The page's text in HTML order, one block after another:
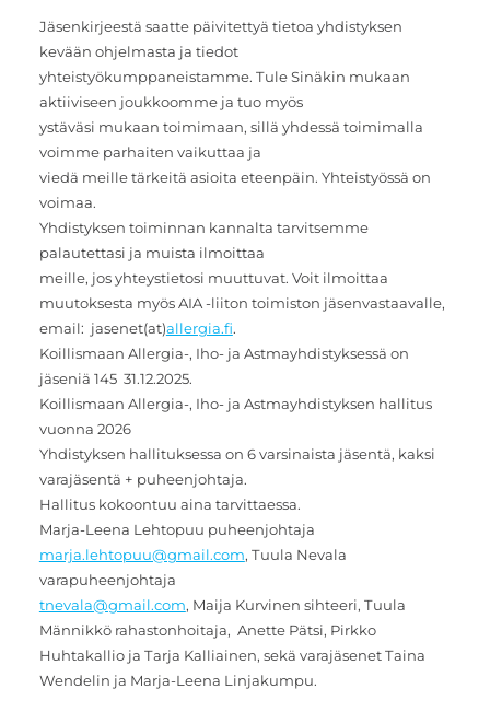
Jäsenkirjeestä saatte päivitettyä tietoa yhdistyksen
kevään ohjelmasta ja tiedot
yhteistyökumppaneistamme. Tule Sinäkin mukaan
aktiiviseen joukkoomme ja tuo myös
ystäväsi mukaan toimimaan, sillä yhdessä toimimalla
voimme parhaiten vaikuttaa ja
viedä meille tärkeitä asioita eteenpäin. Yhteistyössä on
voimaa.
Yhdistyksen toiminnan kannalta tarvitsemme
palautettasi ja muista ilmoittaa
meille, jos yhteystietosi muuttuvat. Voit ilmoittaa
muutoksesta myös AIA -liiton toimiston jäsenvastaavalle,
email: jasenet(at)allergia.fi.
Koillismaan Allergia-, Iho- ja Astmayhdistyksessä on
jäseniä 145 31.12.2025.
Koillismaan Allergia-, Iho- ja Astmayhdistyksen hallitus
vuonna 2026
Yhdistyksen hallituksessa on 6 varsinaista jäsentä, kaksi
varajäsentä + puheenjohtaja.
Hallitus kokoontuu aina tarvittaessa.
Marja-Leena Lehtopuu puheenjohtaja
marja.lehtopuu@gmail.com, Tuula Nevala
varapuheenjohtaja
tnevala@gmail.com, Maija Kurvinen sihteeri, Tuula
Männikkö rahastonhoitaja, Anette Pätsi, Pirkko
Huhtakallio ja Tarja Kalliainen, sekä varajäsenet Taina
Wendelin ja Marja-Leena Linjakumpu.